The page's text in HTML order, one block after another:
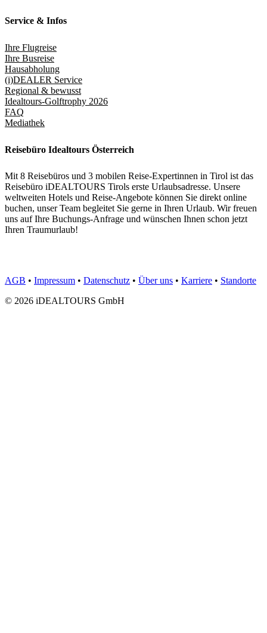
Service & Infos
Ihre Flugreise
Ihre Busreise
Hausabholung
(i)DEALER Service
Regional & bewusst
Idealtours-Golftrophy 2026
FAQ
Mediathek
Reisebüro Idealtours Österreich
Mit 8 Reisebüros und 3 mobilen Reise-Expertinnen in Tirol ist das
Reisebüro iDEALTOURS Tirols erste Urlaubsadresse. Unsere
weltweiten Hotels und Reise-Angebote können Sie direkt online
buchen, unser Team begleitet Sie gerne in Ihren Urlaub. Wir freuen
uns auf Ihre Buchungs-Anfrage und wünschen Ihnen schon jetzt
Ihren Traumurlaub!
AGB • Impressum • Datenschutz • Über uns • Karriere • Standorte
© 2026 iDEALTOURS GmbH